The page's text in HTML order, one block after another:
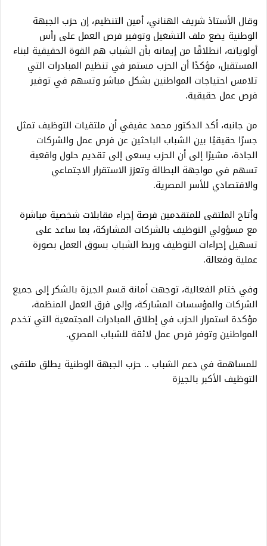
وقال الأستاذ شريف الهناني، أمين التنظيم، إن حزب الجبهة
الوطنية يضع ملف التشغيل وتوفير فرص العمل على رأس
أولوياته، انطلاقًا من إيمانه بأن الشباب هم القوة الحقيقية لبناء
المستقبل، مؤكدًا أن الحزب مستمر في تنظيم المبادرات التي
تلامس احتياجات المواطنين بشكل مباشر وتسهم في توفير
فرص عمل حقيقية.
من جانبه، أكد الدكتور محمد عفيفي أن ملتقيات التوظيف تمثل
جسرًا حقيقيًا بين الشباب الباحثين عن فرص عمل والشركات
الجادة، مشيرًا إلى أن الحزب يسعى إلى تقديم حلول واقعية
تسهم في مواجهة البطالة وتعزز الاستقرار الاجتماعي
والاقتصادي للأسر المصرية.
وأتاح الملتقى للمتقدمين فرصة إجراء مقابلات شخصية مباشرة
مع مسؤولي التوظيف بالشركات المشاركة، بما ساعد على
تسهيل إجراءات التوظيف وربط الشباب بسوق العمل بصورة
عملية وفعالة.
وفي ختام الفعالية، توجهت أمانة قسم الجيزة بالشكر إلى جميع
الشركات والمؤسسات المشاركة، وإلى فرق العمل المنظمة،
مؤكدة استمرار الحزب في إطلاق المبادرات المجتمعية التي تخدم
المواطنين وتوفر فرص عمل لائقة للشباب المصري.
للمساهمة في دعم الشباب .. حزب الجبهة الوطنية يطلق ملتقى
التوظيف الأكبر بالجيزة